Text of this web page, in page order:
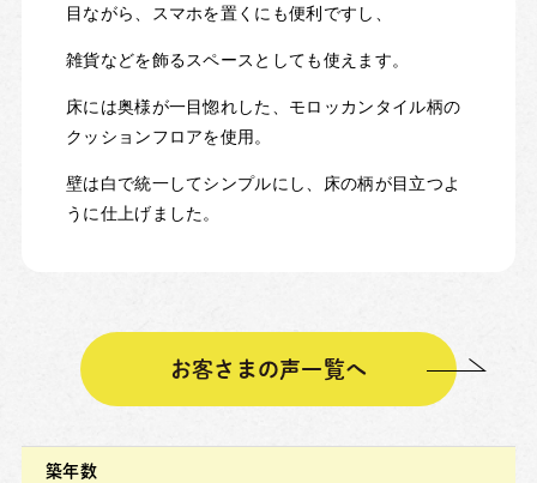
目ながら、スマホを置くにも便利ですし、
雑貨などを飾るスペースとしても使えます。
床には奥様が一目惚れした、モロッカンタイル柄の
クッションフロアを使用。
壁は白で統一してシンプルにし、床の柄が目立つよ
うに仕上げました。
お客さまの声一覧へ
築年数